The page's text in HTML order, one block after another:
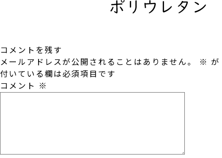
コメントを残す
メールアドレスが公開されることはありません。
※ が
付いている欄は必須項目です
コメント ※